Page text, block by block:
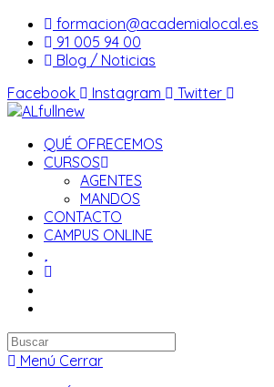
Saltar
contenido
formacion@academialocal.es
91 005 94 00
Blog / Noticias
Facebook
Instagram Twitter
QUÉ OFRECEMOS
CURSOS
AGENTES
MANDOS
CONTACTO
CAMPUS ONLINE
Buscar
enMenú Cerrar